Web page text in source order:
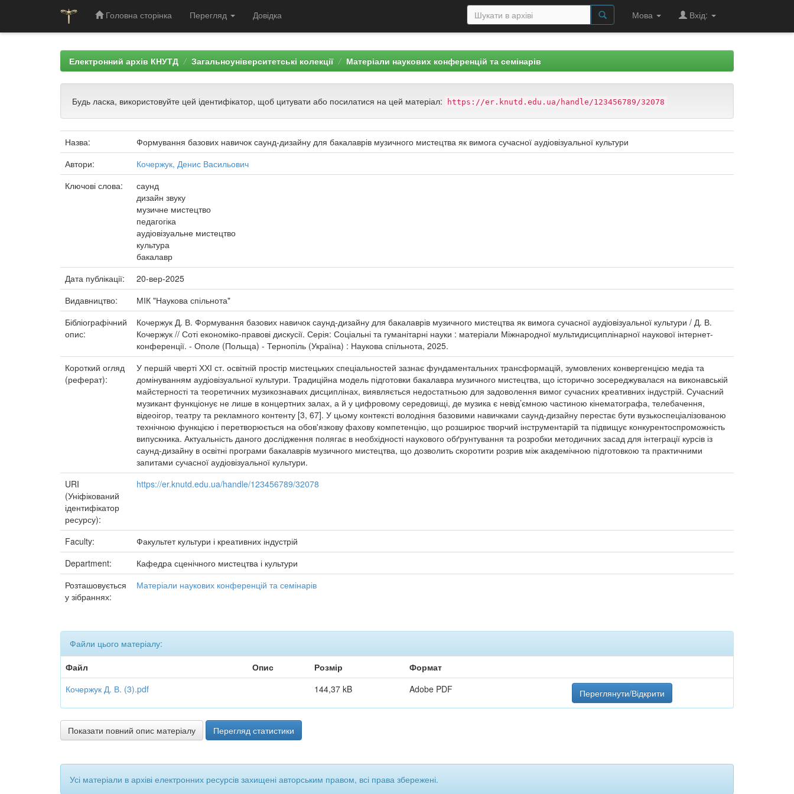
Головна сторінка Перегляд Довідка Мова Вхід:
Електронний архів КНУТД Загальноуніверситетські колекції Матеріали наукових конференцій та семінарів
Будь ласка, використовуйте цей ідентифікатор, щоб цитувати або посилатися на цей матеріал: https://er.knutd.edu.ua/handle/123456789/32078
Назва:
Формування базових навичок саунд-дизайну для бакалаврів музичного мистецтва як вимога сучасної аудіовізуальної культури
Автори:
Кочержук, Денис Васильович
Ключові слова:
саунд
дизайн звуку
музичне мистецтво
педагогіка
аудіовізуальне мистецтво
культура
бакалавр
Дата публікації:
20-вер-2025
Видавництво:
МІК "Наукова спільнота"
Бібліографічний
опис:
Кочержук Д. В. Формування базових навичок саунд-дизайну для бакалаврів музичного мистецтва як вимога сучасної аудіовізуальної культури / Д. В.
Кочержук // Соті економіко-правові дискусії. Серія: Соціальні та гуманітарні науки : матеріали Міжнародної мультидисциплінарної наукової інтернет-
конференції. - Ополе (Польща) - Тернопіль (Україна) : Наукова спільнота, 2025.
Короткий огляд
(реферат):
У першій чверті ХХІ ст. освітній простір мистецьких спеціальностей зазнає фундаментальних трансформацій, зумовлених конвергенцією медіа та
домінуванням аудіовізуальної культури. Традиційна модель підготовки бакалавра музичного мистецтва, що історично зосереджувалася на виконавській
майстерності та теоретичних музикознавчих дисциплінах, виявляється недостатньою для задоволення вимог сучасних креативних індустрій. Сучасний
музикант функціонує не лише в концертних залах, а й у цифровому середовищі, де музика є невід’ємною частиною кінематографа, телебачення,
відеоігор, театру та рекламного контенту [3, 67]. У цьому контексті володіння базовими навичками саунд-дизайну перестає бути вузькоспеціалізованою
технічною функцією і перетворюється на обов'язкову фахову компетенцію, що розширює творчий інструментарій та підвищує конкурентоспроможність
випускника. Актуальність даного дослідження полягає в необхідності наукового обґрунтування та розробки методичних засад для інтеграції курсів із
саунд-дизайну в освітні програми бакалаврів музичного мистецтва, що дозволить скоротити розрив між академічною підготовкою та практичними
запитами сучасної аудіовізуальної культури.
URI
(Уніфікований
ідентифікатор
ресурсу):
https://er.knutd.edu.ua/handle/123456789/32078
Faculty:
Факультет культури і креативних індустрій
Department:
Кафедра сценічного мистецтва і культури
Розташовується
у зібраннях:
Матеріали наукових конференцій та семінарів
Файли цього матеріалу:
Файл
Опис Розмір
Формат
Кочержук Д. В. (3).pdf
144,37 kB Adobe PDF Переглянути/Відкрити
Показати повний опис матеріалу Перегляд статистики
Усі матеріали в архіві електронних ресурсів захищені авторським правом, всі права збережені.